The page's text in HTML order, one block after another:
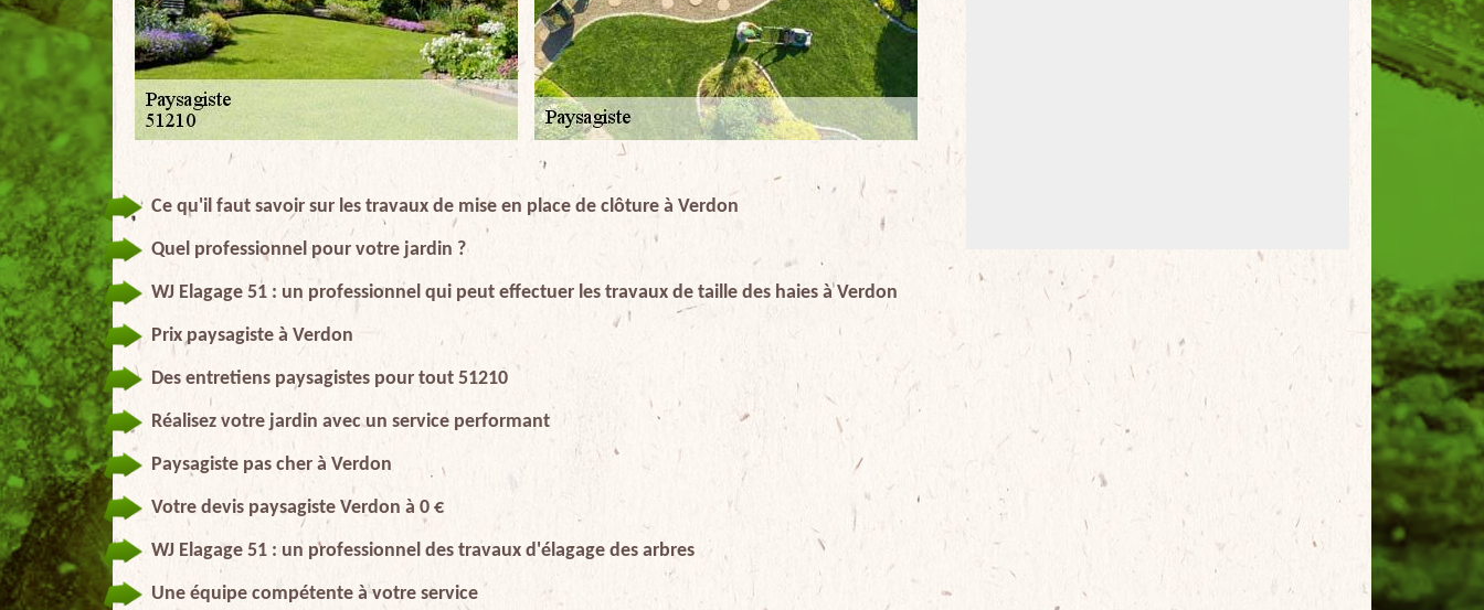
Ce qu'il faut savoir sur les travaux de mise en place de clôture à Verdon
Quel professionnel pour votre jardin ?
WJ Elagage 51 : un professionnel qui peut effectuer les travaux de taille des haies à Verdon
Prix paysagiste à Verdon
Des entretiens paysagistes pour tout 51210
Réalisez votre jardin avec un service performant
Paysagiste pas cher à Verdon
Votre devis paysagiste Verdon à 0 €
WJ Elagage 51 : un professionnel des travaux d'élagage des arbres
Une équipe compétente à votre service